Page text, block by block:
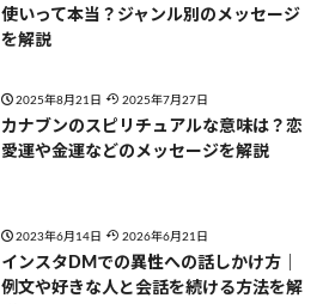
使いって本当？ジャンル別のメッセージ
を解説
2025年8月21日 2025年7月27日
カナブンのスピリチュアルな意味は？恋
愛運や金運などのメッセージを解説
2023年6月14日 2026年6月21日
インスタDMでの異性への話しかけ方｜
例文や好きな人と会話を続ける方法を解